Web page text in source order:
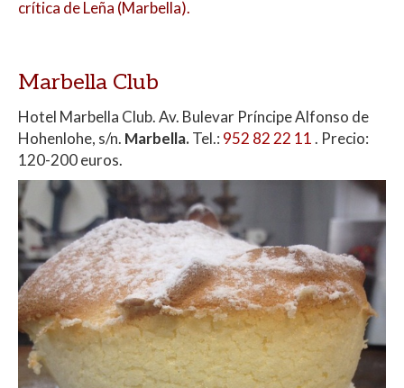
crítica de Leña (Marbella).
Marbella Club
Hotel Marbella Club. Av. Bulevar Príncipe Alfonso de
Hohenlohe, s/n. Marbella.Tel.: 952 82 22 11. Precio:
120-200 euros.